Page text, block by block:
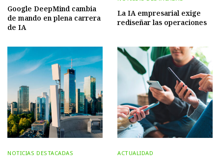
Google DeepMind cambia
de mando en plena carrera
de IA
La IA empresarial exige
rediseñar las operaciones
NOTICIAS DESTACADAS ACTUALIDAD